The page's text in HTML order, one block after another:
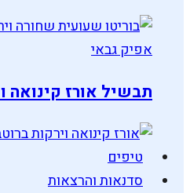
תבשיל אורז קינואה
טיפים
סדנאות והרצאות